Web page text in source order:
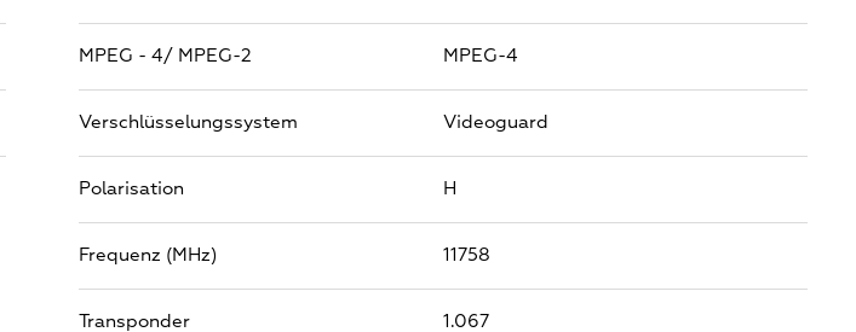
MPEG - 4/ MPEG-2 MPEG-4
Verschlüsselungssystem Videoguard
Polarisation H
Frequenz (MHz) 11758
Transponder 1.067